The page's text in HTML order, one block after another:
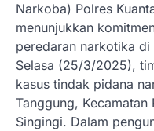
Narkoba) Polres
menunjukkan
peredaran narkotika
Selasa (25/3/2025),
kasus tindak pidana
Tanggung, Kecamatan
Singingi. Dalam